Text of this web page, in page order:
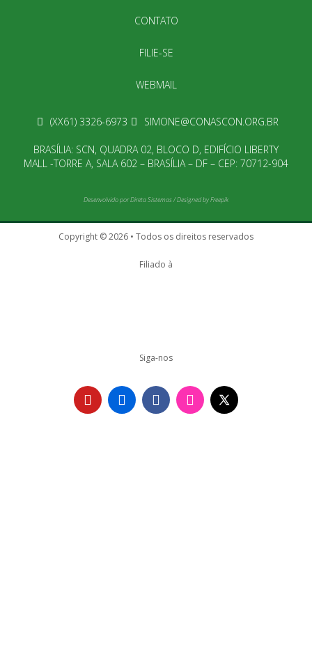
CONTATO
FILIE-SE
WEBMAIL
(XX61) 3326-6973 SIMONE@CONASCON.ORG.BR
BRASÍLIA: SCN, QUADRA 02, BLOCO D, EDIFÍCIO LIBERTY
MALL -TORRE A, SALA 602 – BRASÍLIA – DF – CEP: 70712-904
Desenvolvido porDireta Sistemas/Designed by Freepik
Copyright © 2026 • Todos os direitos reservados
Filiado à
Siga-nos